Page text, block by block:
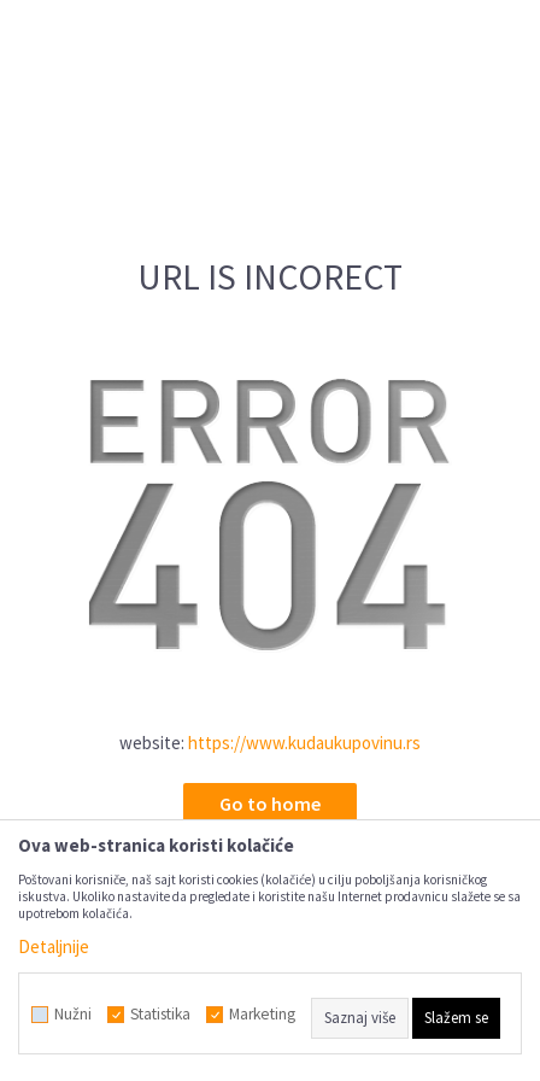
URL IS INCORECT
website: https://www.kudaukupovinu.rs
Go to home
Ova web-stranica koristi kolačiće
Poštovani korisniče, naš sajt koristi cookies (kolačiće) u cilju poboljšanja korisničkog
iskustva. Ukoliko nastavite da pregledate i koristite našu Internet prodavnicu slažete se sa
upotrebom kolačića.
Detaljnije
Nužni Statistika Marketing Saznaj više Slažem se